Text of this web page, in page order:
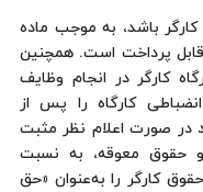
کارگر باشد، به موجب ماده
قابل پرداخت است. همچنین
قانون کار، هرگاه کارگر در انجام وظایف
کارگاه را پس از
در صورت اعلام نظر مثبت
و حقوق معوقه، به نسبت
کارگر را به‌عنوان «حق